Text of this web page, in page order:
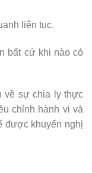
liên tục.
bất cứ khi nào có
về sự chia ly thực
chỉnh hành vi và
được khuyến nghị